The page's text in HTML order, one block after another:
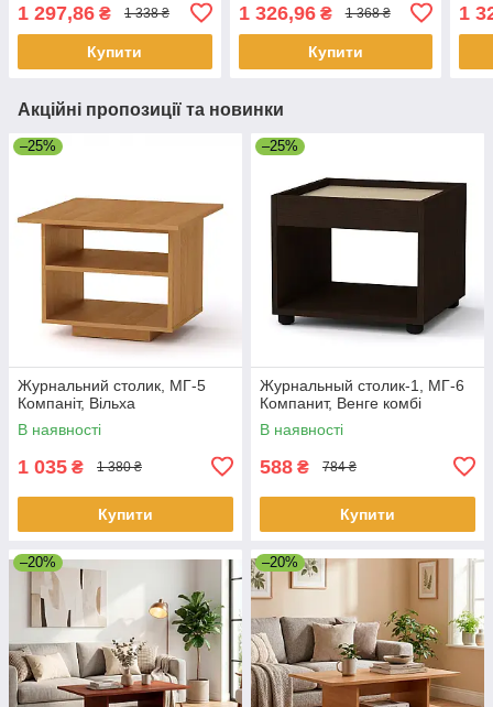
1 297,86 ₴ 1 338 ₴
Купити
1 326,96₴ 1 368 ₴
Купити
1
Акційні пропозиції та новинки
–25%
Журнальний столик, МГ-5
Компаніт, Вільха
В наявності
1 035 ₴ 1 380 ₴
Купити
–25%
Журнальный столик-1, МГ-6
Компанит, Венге комбі
В наявності
588 ₴ 784 ₴
Купити
–20% –20%